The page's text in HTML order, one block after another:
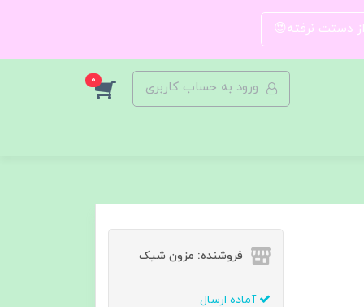
از دستت نرفته😍
ورود به حساب کاربری 0
فروشنده: مزون شیک
آماده ارسال